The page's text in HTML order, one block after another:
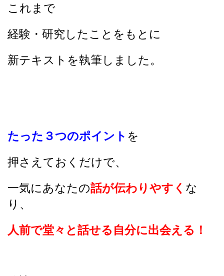
これまで
経験・研究したことをもとに
新テキストを執筆しました。
たった３つのポイント を
押さえておくだけで、
一気にあなたの話が伝わりやすく な
り、
人前で堂々と話せる自分に出会える！